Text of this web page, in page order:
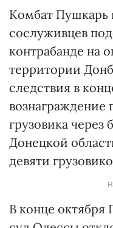
Комбат Пушкарь
сослуживцев
контрабанде на
территории
следствия в
вознаграждение
грузовика через
Донецкой
девяти
В конце